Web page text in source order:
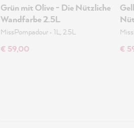
Grün mit Olive - Die Nützliche
Wandfarbe 2.5L
MissPompadour • 1L, 2.5L
€ 59,00 €